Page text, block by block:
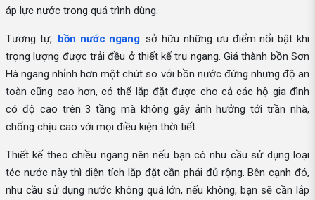
áp lực nước trong quá trình dùng.
Tương tự, bồn nước ngang sở hữu những ưu điểm nổi bật khi
trọng lượng được trải đều ở thiết kế trụ ngang. Giá thành bồn Sơn
Hà ngang nhỉnh hơn một chút so với bồn nước đứng nhưng độ an
toàn cũng cao hơn, có thể lắp đặt được cho cả các hộ gia đình
có độ cao trên 3 tầng mà không gây ảnh hưởng tới trần nhà,
chống chịu cao với mọi điều kiện thời tiết.
Thiết kế theo chiều ngang nên nếu bạn có nhu cầu sử dụng loại
téc nước này thì diện tích lắp đặt cần phải đủ rộng. Bên cạnh đó,
nhu cầu sử dụng nước không quá lớn, nếu không, bạn sẽ cần lắp